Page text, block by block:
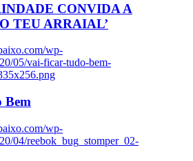
CONVIDA A
TEU ARRAIAL’
wp-
05/vai-ficar-tudo-bem-
Bem
wp-
04/reebok_bug_stomper_02-